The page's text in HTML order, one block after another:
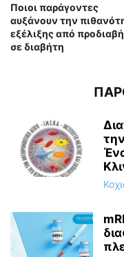
Ποιοι παράγοντες
αυξάνουν την
εξέλιξης από
σε διαβήτη